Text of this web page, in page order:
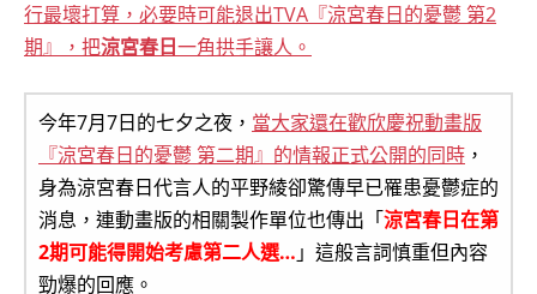
行最壞打算，必要時可能退出TVA『涼宮春日的憂鬱 第2
期』，把涼宮春日一角拱手讓人。
今年7月7日的七夕之夜， 當大家還在歡欣慶祝動畫版
『涼宮春日的憂鬱 第二期』的情報正式公開的同時 ，
身為涼宮春日代言人的平野綾卻驚傳早已罹患憂鬱症的
消息，連動畫版的相關製作單位也傳出「涼宮春日在第
2期可能得開始考慮第二人選… 」這般言詞慎重但內容
勁爆的回應。